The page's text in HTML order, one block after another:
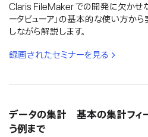
Claris FileMaker での開発に欠かせな
ータビューア」の基本的な使い方か
しながら解説します。
録画されたセミナーを見る
データの集計 基本の集計フィ
う例まで